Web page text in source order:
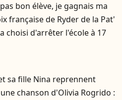
bon élève, je gagnais ma
française de Ryder de la Pat'
choisi d'arrêter l'école à 17
sa fille Nina reprennent
chanson d'Olivia Rogrido :